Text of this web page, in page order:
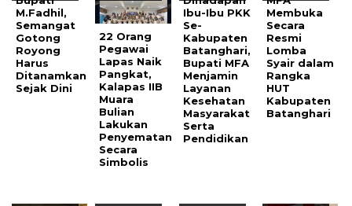
M.Fadhil,
Semangat
Gotong
Royong
Harus
Ditanamkan
Sejak Dini
22 Orang
Pegawai
Lapas Naik
Pangkat,
Kalapas IIB
Muara
Bulian
Lakukan
Penyematan
Secara
Simbolis
Ibu-Ibu PKK
Se-
Kabupaten
Batanghari,
Bupati MFA
Menjamin
Layanan
Kesehatan
Masyarakat
Serta
Pendidikan
Membuka
Secara
Resmi
Lomba
Syair dalam
Rangka
HUT
Kabupaten
Batanghari